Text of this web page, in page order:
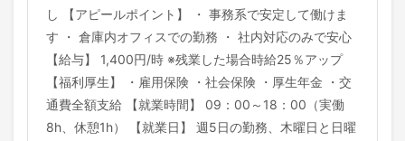
し 【アピールポイント】 ・ 事務系で安定して働けま
す ・ 倉庫内オフィスでの勤務 ・ 社内対応のみで安心
【給与】 1,400円/時 ※残業した場合時給25％アップ
【福利厚生】 ・雇用保険 ・社会保険 ・厚生年金 ・交
通費全額支給 【就業時間】 09：00～18：00（実働
8h、休憩1h） 【就業日】 週5日の勤務、木曜日と日曜